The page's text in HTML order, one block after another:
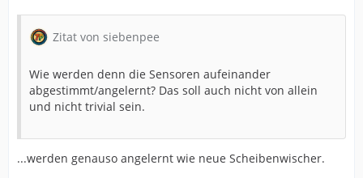
Zitat von siebenpee
Wie werden denn die Sensoren aufeinander
abgestimmt/angelernt? Das soll auch nicht von allein
und nicht trivial sein.
...werden genauso angelernt wie neue Scheibenwischer.